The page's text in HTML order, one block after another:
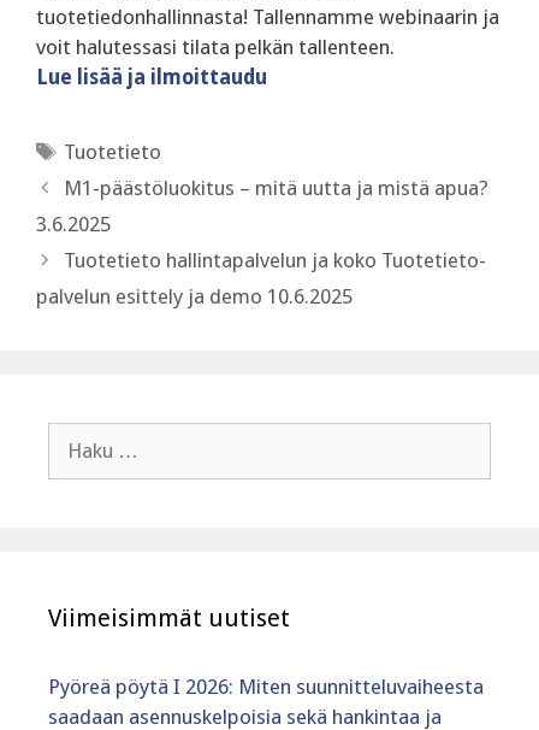
tuotetiedonhallinnasta! Tallennamme webinaarin ja
voit halutessasi tilata pelkän tallenteen.
Lue lisää ja ilmoittaudu
Avainsanat
Tuotetieto
M1-päästöluokitus – mitä uutta ja mistä apua?
3.6.2025
Tuotetieto hallintapalvelun ja koko Tuotetieto-
palvelun esittely ja demo 10.6.2025
Viimeisimmät uutiset
Pyöreä pöytä I 2026: Miten suunnitteluvaiheesta
saadaan asennuskelpoisia sekä hankintaa ja